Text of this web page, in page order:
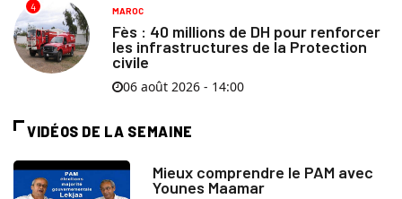
4 MAROC
Fès : 40 millions de DH pour renforcer
les infrastructures de la Protection
civile
06 août 2026 - 14:00
VIDÉOS DE LA SEMAINE
Mieux comprendre le PAM avec
Younes Maamar